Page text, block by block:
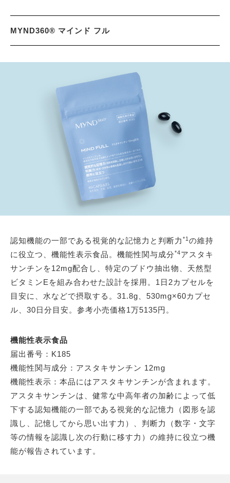
MYND360® マインド フル
認知機能の一部である視覚的な記憶力と判断力 *1 の維持
に役立つ、機能性表示食品。機能性関与成分*4アスタキ
サンチンを12mg配合し、特定のブドウ抽出物、天然型
ビタミンEを組み合わせた設計を採用。1日2カプセルを
目安に、水などで摂取する。31.8g、530mg×60カプセ
ル、30日分目安。参考小売価格1万5135円。
機能性表示食品
届出番号：K185
機能性関与成分：アスタキサンチン 12mg
機能性表示：本品にはアスタキサンチンが含まれます。
アスタキサンチンは、健常な中高年者の加齢によって低
下する認知機能の一部である視覚的な記憶力（図形を認
識し、記憶してから思い出す力）、判断力（数字・文字
等の情報を認識し次の行動に移す力）の維持に役立つ機
能が報告されています。